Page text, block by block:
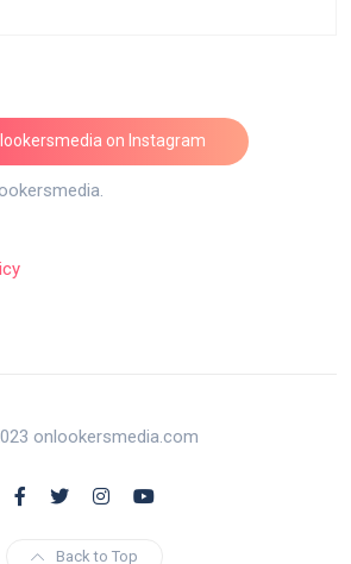
on Instagram
Follow on Instagram
onlookersmedia.com
Back to Top